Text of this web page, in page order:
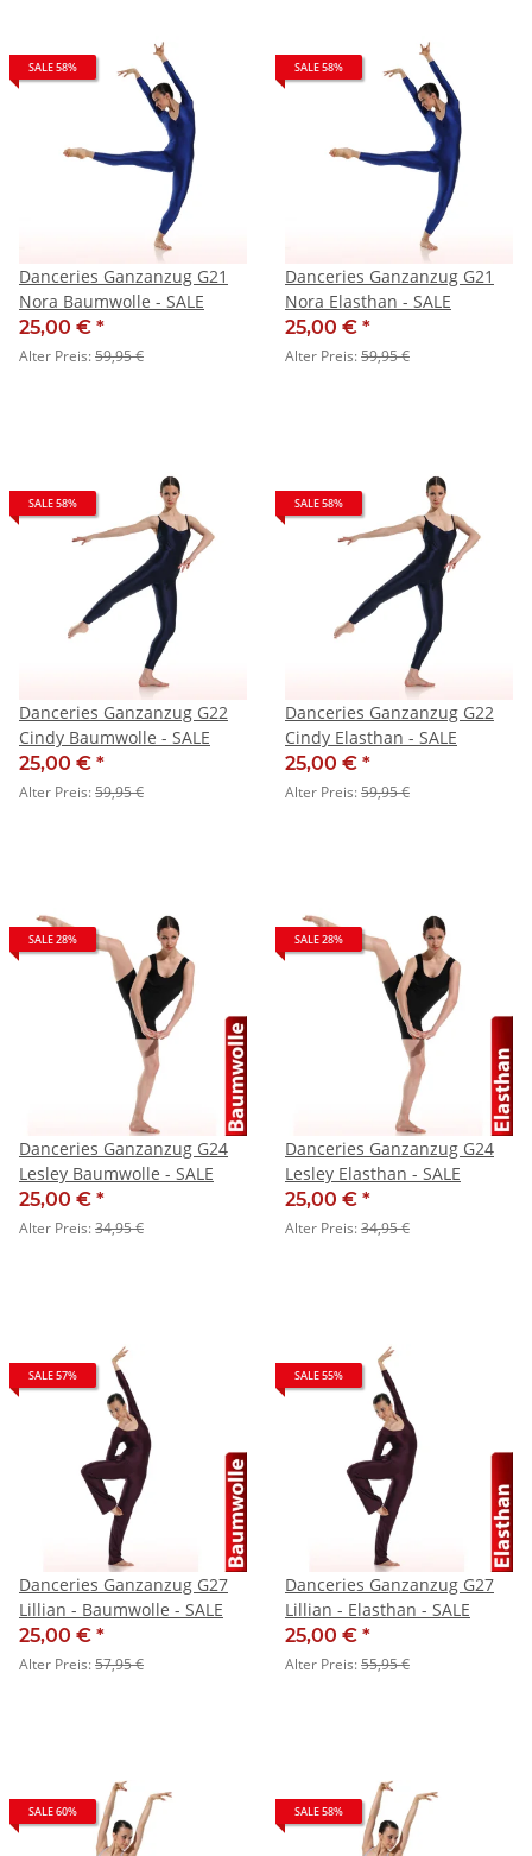
SALE 58%
Danceries Ganzanzug G21
Nora Baumwolle - SALE
25,00 € *
Alter Preis:59,95 €
SALE 58%
Danceries Ganzanzug G21
Nora Elasthan - SALE
25,00 € *
Alter Preis:59,95 €
SALE 58%
Danceries Ganzanzug G22
Cindy Baumwolle - SALE
25,00 € *
Alter Preis:59,95 €
SALE 58%
Danceries Ganzanzug G22
Cindy Elasthan - SALE
25,00 € *
Alter Preis:59,95 €
SALE 28%
Danceries Ganzanzug G24
Lesley Baumwolle - SALE
25,00 € *
Alter Preis:34,95 €
SALE 28%
Danceries Ganzanzug G24
Lesley Elasthan - SALE
25,00 € *
Alter Preis:34,95 €
SALE 57%
Danceries Ganzanzug G27
Lillian - Baumwolle - SALE
25,00 € *
Alter Preis:57,95 €
SALE 55%
Danceries Ganzanzug G27
Lillian - Elasthan - SALE
25,00 € *
Alter Preis:55,95 €
SALE 60% SALE 58%